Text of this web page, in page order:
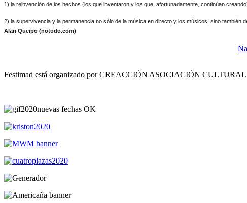
1) la reinvención de los hechos (los que inventaron y los que, afortunadamente, continúan
2) la supervivencia y la permanencia no sólo de la música en directo y los músicos, sino
Alan Queipo (notodo.com)
Festimad está organizado por CREACCIÓN ASOCIACIÓN CULTURAL